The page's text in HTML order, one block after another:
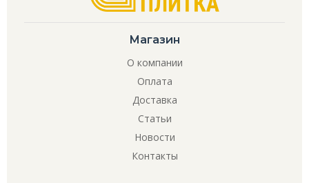
Магазин
О компании
Оплата
Доставка
Статьи
Новости
Контакты